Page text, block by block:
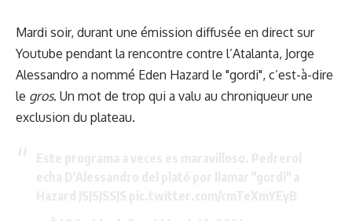
Mardi soir, durant une émission diffusée en direct sur
Youtube pendant la rencontre contre l’Atalanta, Jorge
Alessandro a nommé Eden Hazard le "gordi", c’est-à-dire
le gros. Un mot de trop qui a valu au chroniqueur une
exclusion du plateau.